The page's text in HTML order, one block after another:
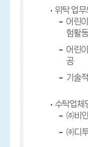
위탁 업
어린
험활
어린
공
기술
수탁업체
㈜비
㈜디